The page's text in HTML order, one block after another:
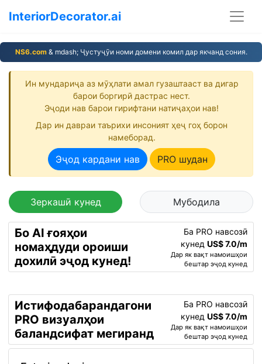
InteriorDecorator.ai
NS6.com& mdash; Ҷустуҷӯи номи домени комил дар якчанд сония.
Ин мундариҷа аз мӯҳлати амал гузаштааст ва дигар
барои боргирӣ дастрас нест.
Эҷоди нав барои гирифтани натиҷаҳои нав!
Дар ин давраи таърихи инсоният ҳеҷ гоҳ борон
намеборад.
Эҷод кардани нав PRO шудан
Зеркашӣ кунед Мубодила
Бо AI ғояҳои
номаҳдуди ороиши
дохилӣ эҷод кунед!
Ба PRO навсозӣ
кунед US$ 7.0/m
Дар як вақт намоишҳои
бештар эҷод кунед
Истифодабарандагони
PRO визуалҳои
баландсифат мегиранд
Ба PRO навсозӣ
кунед US$ 7.0/m
Дар як вақт намоишҳои
бештар эҷод кунед